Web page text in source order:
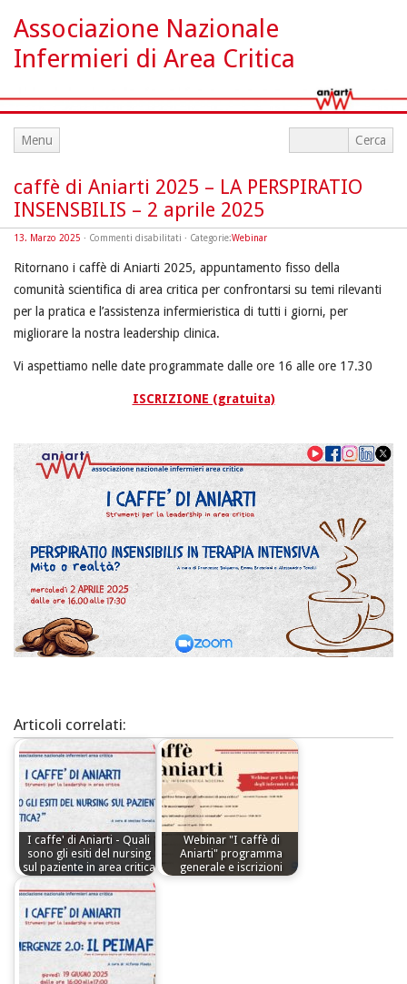
Associazione Nazionale
Infermieri di Area Critica
Menu
caffè di Aniarti 2025 – LA PERSPIRATIO
INSENSBILIS – 2 aprile 2025
13. Marzo 2025 · Commenti disabilitati su
Aniarti
2025
–
LA
PERSPIRATIO
INSENSBILIS
2
· Categorie:Webinar
Ritornano i caffè di Aniarti 2025, appuntamento fisso della
comunità scientifica di area critica per confrontarsi su temi rilevanti
per la pratica e l’assistenza infermieristica di tutti i giorni, per
migliorare la nostra leadership clinica.
Vi aspettiamo nelle date programmate dalle ore 16 alle ore 17.30
ISCRIZIONE (gratuita)
Articoli correlati:
I caffe' di Aniarti - Quali
sono gli esiti del nursing
sul paziente in area critica
Webinar "I caffè di
Aniarti" programma
generale e iscrizioni